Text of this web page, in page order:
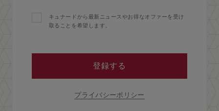
キュナードから最新ニュースやお得なオファーを受け
取ることを希望します。
登録する
プライバシーポリシー